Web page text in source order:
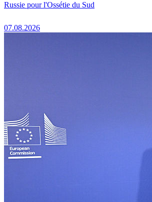
Russie pour l'Ossétie du Sud
07.08.2026